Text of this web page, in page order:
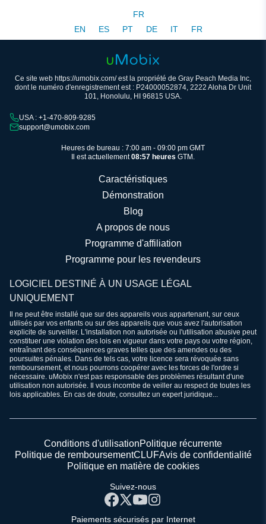
FR
EN
ES PT DE IT FR
Ce site web https://umobix.com/ est la propriété de Gray Peach Media Inc,
dont le numéro d'enregistrement est : P24000052874, 2222 Aloha Dr Unit
101, Honolulu, HI 96815 USA.
USA : +1-470-809-9285
support@umobix.com
Heures de bureau : 7:00 am - 09:00 pm GMT
Il est actuellement08:57 heures GTM.
Caractéristiques
Démonstration
Blog
A propos de nous
Programme d'affiliation
Programme pour les revendeurs
LOGICIEL DESTINÉ À UN USAGE LÉGAL
UNIQUEMENT
Il ne peut être installé que sur des appareils vous appartenant, sur ceux
utilisés par vos enfants ou sur des appareils que vous avez l'autorisation
explicite de surveiller. L'installation non autorisée ou l'utilisation abusive peut
constituer une violation des lois en vigueur dans votre pays ou votre région,
entraînant des conséquences graves telles que des amendes ou des
poursuites pénales. Dans de tels cas, votre licence sera révoquée sans
remboursement, et nous pourrons coopérer avec les forces de l'ordre si
nécessaire. uMobix n'est pas responsable des problèmes résultant d'une
utilisation non autorisée. Il vous incombe de veiller au respect de toutes les
lois applicables. En cas de doute, consultez un expert juridique...
Conditions d'utilisationPolitique récurrente
Politique de remboursementCLUFAvis de confidentialité
Politique en matière de cookies
Suivez-nous
Paiements sécurisés par Internet